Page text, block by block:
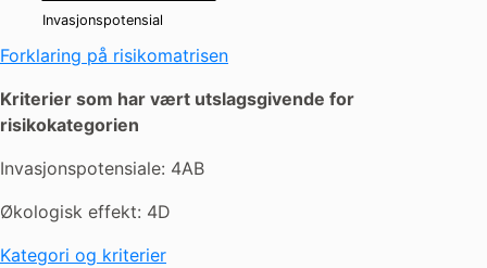
Invasjonspotensial
Forklaring på risikomatrisen
Kriterier som har vært utslagsgivende for
risikokategorien
Invasjonspotensiale: 4AB
Økologisk effekt: 4D
Kategori og kriterier